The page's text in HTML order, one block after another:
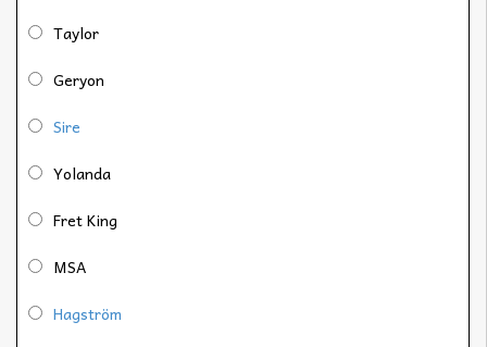
Taylor
Geryon
Sire
Yolanda
Fret King
MSA
Hagström